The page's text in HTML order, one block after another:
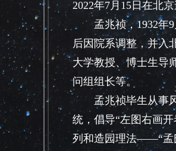
2022年7月15日在北
孟兆祯，1932年9月
后因院系调整，并入
大学教授、博士生导
问组组长等。
孟兆祯毕生从事风
统，倡导“左图右画
列和造园理法——“孟